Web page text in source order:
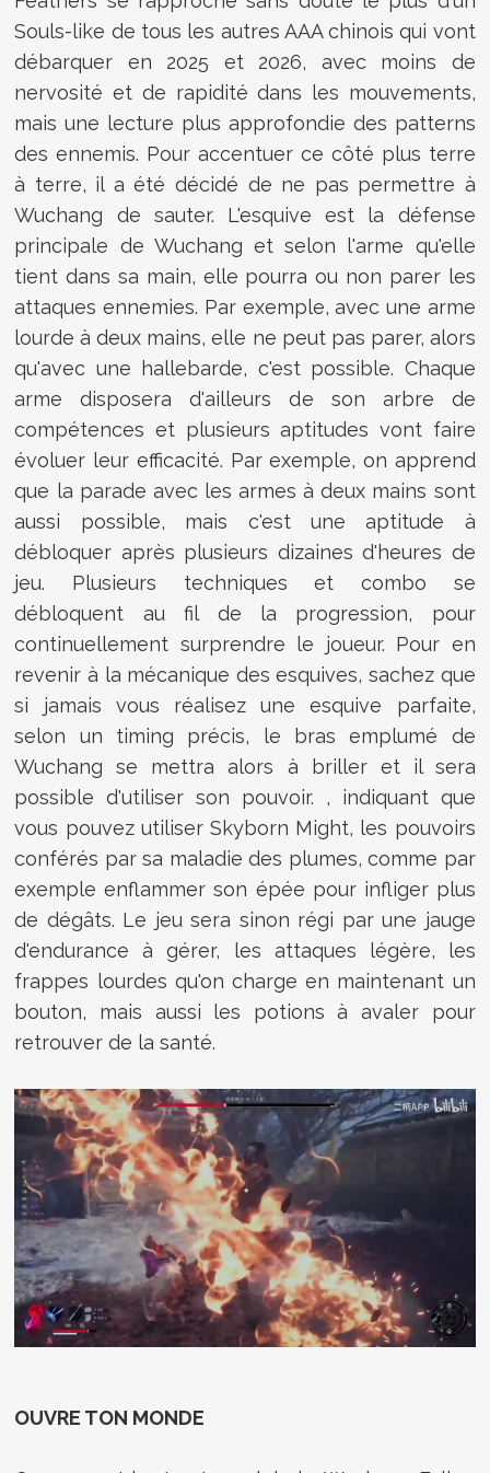
Souls-like de tous les autres AAA chinois qui vont
débarquer en 2025 et 2026, avec moins de
nervosité et de rapidité dans les mouvements,
mais une lecture plus approfondie des patterns
des ennemis. Pour accentuer ce côté plus terre
à terre, il a été décidé de ne pas permettre à
Wuchang de sauter. L'esquive est la défense
principale de Wuchang et selon l'arme qu'elle
tient dans sa main, elle pourra ou non parer les
attaques ennemies. Par exemple, avec une arme
lourde à deux mains, elle ne peut pas parer, alors
qu'avec une hallebarde, c'est possible. Chaque
arme disposera d'ailleurs de son arbre de
compétences et plusieurs aptitudes vont faire
évoluer leur efficacité. Par exemple, on apprend
que la parade avec les armes à deux mains sont
aussi possible, mais c'est une aptitude à
débloquer après plusieurs dizaines d'heures de
jeu. Plusieurs techniques et combo se
débloquent au fil de la progression, pour
continuellement surprendre le joueur. Pour en
revenir à la mécanique des esquives, sachez que
si jamais vous réalisez une esquive parfaite,
selon un timing précis, le bras emplumé de
Wuchang se mettra alors à briller et il sera
possible d'utiliser son pouvoir. , indiquant que
vous pouvez utiliser Skyborn Might, les pouvoirs
conférés par sa maladie des plumes, comme par
exemple enflammer son épée pour infliger plus
de dégâts. Le jeu sera sinon régi par une jauge
d'endurance à gérer, les attaques légère, les
frappes lourdes qu'on charge en maintenant un
bouton, mais aussi les potions à avaler pour
retrouver de la santé.
OUVRE TON MONDE